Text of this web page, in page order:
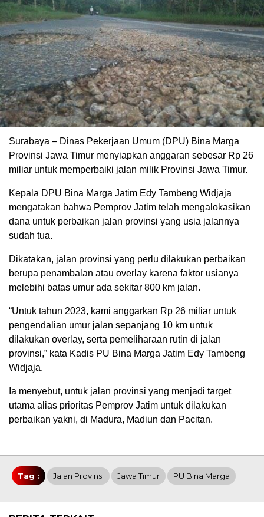
Surabaya – Dinas Pekerjaan Umum (DPU) Bina Marga
Provinsi Jawa Timur menyiapkan anggaran sebesar Rp 26
miliar untuk memperbaiki jalan milik Provinsi Jawa Timur.
Kepala DPU Bina Marga Jatim Edy Tambeng Widjaja
mengatakan bahwa Pemprov Jatim telah mengalokasikan
dana untuk perbaikan jalan provinsi yang usia jalannya
sudah tua.
Dikatakan, jalan provinsi yang perlu dilakukan perbaikan
berupa penambalan atau overlay karena faktor usianya
melebihi batas umur ada sekitar 800 km jalan.
“Untuk tahun 2023, kami anggarkan Rp 26 miliar untuk
pengendalian umur jalan sepanjang 10 km untuk
dilakukan overlay, serta pemeliharaan rutin di jalan
provinsi,” kata Kadis PU Bina Marga Jatim Edy Tambeng
Widjaja.
Ia menyebut, untuk jalan provinsi yang menjadi target
utama alias prioritas Pemprov Jatim untuk dilakukan
perbaikan yakni, di Madura, Madiun dan Pacitan.
Tag : Jalan Provinsi Jawa Timur PU Bina Marga